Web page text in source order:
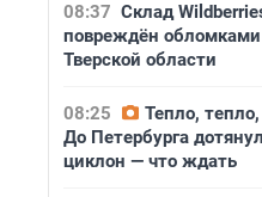
08:37 Склад
повреждён
Тверской области
08:25
Тепло, тепло,
До Петербурга
циклон — что ждать